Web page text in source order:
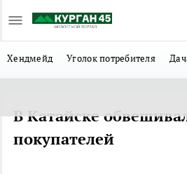
Хендмейд Уголок потребителя
В Катайске
покупателей